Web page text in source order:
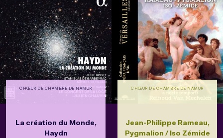
CHŒUR DE CHAMBRE DE NAMUR
La création du Monde,
Haydn
CHŒUR DE CHAMBRE DE NAMUR
Jean-Philippe Rameau,
Pygmalion / Iso Zémide